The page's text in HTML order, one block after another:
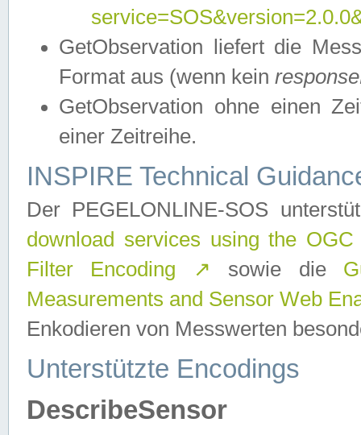
GetObservation liefert die
Format aus (wenn kein
GetObservation ohne einen
einer Zeitreihe.
INSPIRE Technical
Der PEGELONLINE-SOS
download services using the
Filter Encoding
↗ sowie die
Measurements and Sensor Web
Enkodieren von Messwerten
Unterstützte Encodings
DescribeSensor